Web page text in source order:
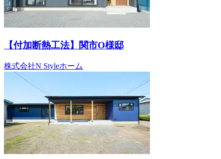
【付加断熱工法】関市O様邸
株式会社N Styleホーム